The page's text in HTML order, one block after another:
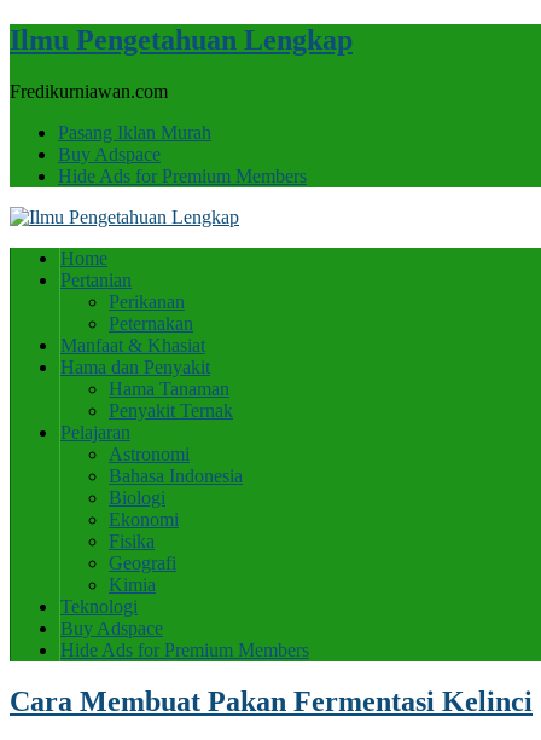
Ilmu Pengetahuan Lengkap
Fredikurniawan.com
Pasang Iklan Murah
Buy Adspace
Hide Ads for Premium Members
Home
Pertanian
Perikanan
Peternakan
Manfaat & Khasiat
Hama dan Penyakit
Hama Tanaman
Penyakit Ternak
Pelajaran
Astronomi
Bahasa Indonesia
Biologi
Ekonomi
Fisika
Geografi
Kimia
Teknologi
Buy Adspace
Hide Ads for Premium Members
Cara Membuat Pakan Fermentasi Kelinci